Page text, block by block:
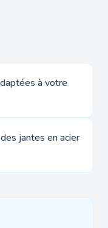
à votre
jantes en acier